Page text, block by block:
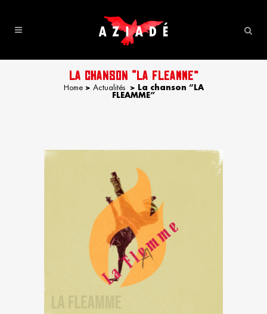
LA CHANSON “LA FLEAMME”
Home> Actualités >
La chanson “LA
FLEAMME”